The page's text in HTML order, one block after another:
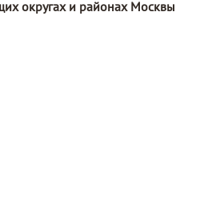
округах и районах Москвы